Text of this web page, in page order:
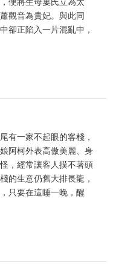
觀音為貴妃。與此同
卻正陷入一片混亂中，
有一家不起眼的客棧，
阿柯外表高傲美麗、身
，經常讓客人摸不著頭
的生意仍舊大排長龍，
只要在這睡一晚，醒